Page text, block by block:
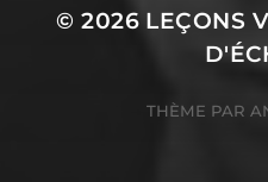
© 2026 LEÇONS
THÈME PAR